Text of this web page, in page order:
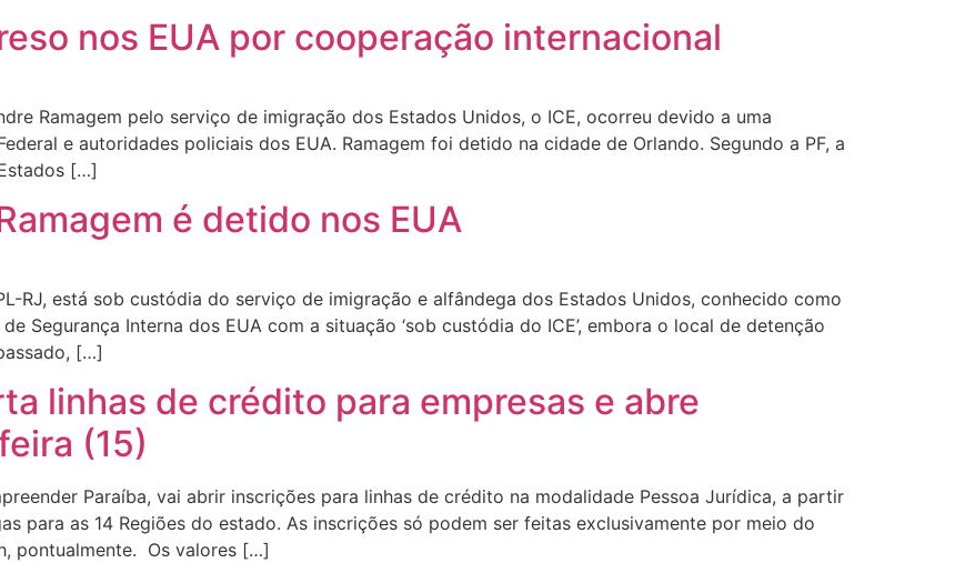
nos EUA por cooperação internacional
Ramagem pelo serviço de imigração dos Estados Unidos, o ICE, ocorreu devido a uma
e autoridades policiais dos EUA. Ramagem foi detido na cidade de Orlando. Segundo a PF, a
[…]
é detido nos EUA
RJ, está sob custódia do serviço de imigração e alfândega dos Estados Unidos, conhecido como
Segurança Interna dos EUA com a situação ‘sob custódia do ICE’, embora o local de detenção
[…]
linhas de crédito para empresas e abre
(15)
Paraíba, vai abrir inscrições para linhas de crédito na modalidade Pessoa Jurídica, a partir
para as 14 Regiões do estado. As inscrições só podem ser feitas exclusivamente por meio do
pontualmente. Os valores […]